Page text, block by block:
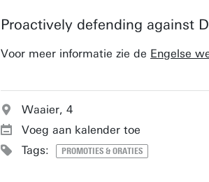
Proactively defending against
Voor meer informatie zie de Engelse
Waaier, 4
Voeg aan kalender toe
Tags:
PROMOTIES & ORATIES